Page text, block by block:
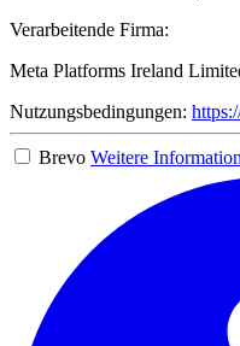
Verarbeitende Firma:
Meta Platforms Ireland
Nutzungsbedingungen:
Brevo Weitere